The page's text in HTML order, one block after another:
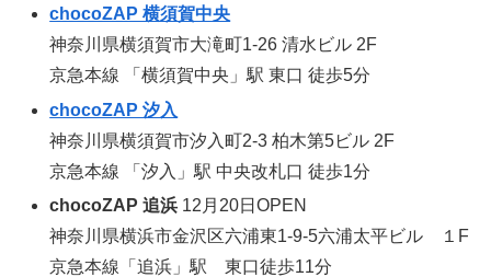
chocoZAP 横須賀中央
神奈川県横須賀市大滝町1-26 清水ビル 2F
京急本線 「横須賀中央」駅 東口 徒歩5分
chocoZAP 汐入
神奈川県横須賀市汐入町2-3 柏木第5ビル 2F
京急本線 「汐入」駅 中央改札口 徒歩1分
chocoZAP 追浜 12月20日OPEN
神奈川県横浜市金沢区六浦東1-9-5六浦太平ビル １F
京急本線「追浜」駅 東口徒歩11分